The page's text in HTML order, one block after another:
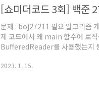
[쇼미더코드 3회] 백준
문제 : boj27211 필요 알고리즘
제 코드에서 왜 main 함수에 로
BufferedReader를 사용했는지
는 분들도 보시는걸 추천드립니
2023. 1. 15.